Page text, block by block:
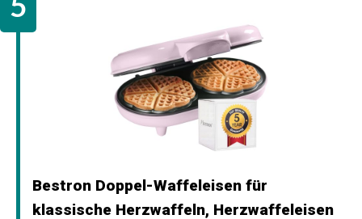
Bestron Doppel-Waffeleisen für
klassische Herzwaffeln, Herzwaffeleisen